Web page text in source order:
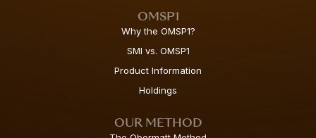
OMSP1
Why the OMSP1?
SMI vs. OMSP1
Product Information
Holdings
OUR METHOD